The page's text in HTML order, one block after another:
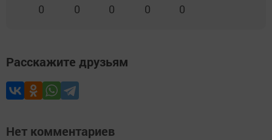
0 0 0 0 0
Расскажите друзьям
Нет комментариев